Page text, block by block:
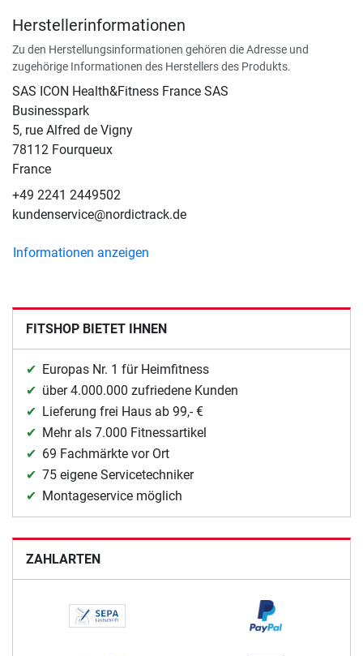
Herstellerinformationen
Zu den Herstellungsinformationen gehören die Adresse und
zugehörige Informationen des Herstellers des Produkts.
SAS ICON Health&Fitness France SAS
Businesspark
5, rue Alfred de Vigny
78112 Fourqueux
France
+49 2241 2449502
kundenservice@nordictrack.de
Informationen anzeigen
FITSHOP BIETET IHNEN
Europas Nr. 1 für Heimfitness
über 4.000.000 zufriedene Kunden
Lieferung frei Haus ab 99,- €
Mehr als 7.000 Fitnessartikel
69 Fachmärkte vor Ort
75 eigene Servicetechniker
Montageservice möglich
ZAHLARTEN